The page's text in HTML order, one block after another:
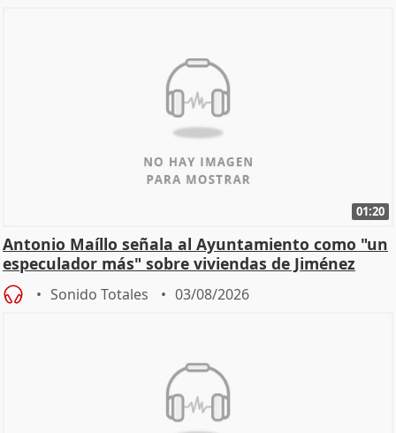
01:20
Antonio Maíllo señala al Ayuntamiento como "un
especulador más" sobre viviendas de Jiménez
Becerril
Sonido Totales 03/08/2026